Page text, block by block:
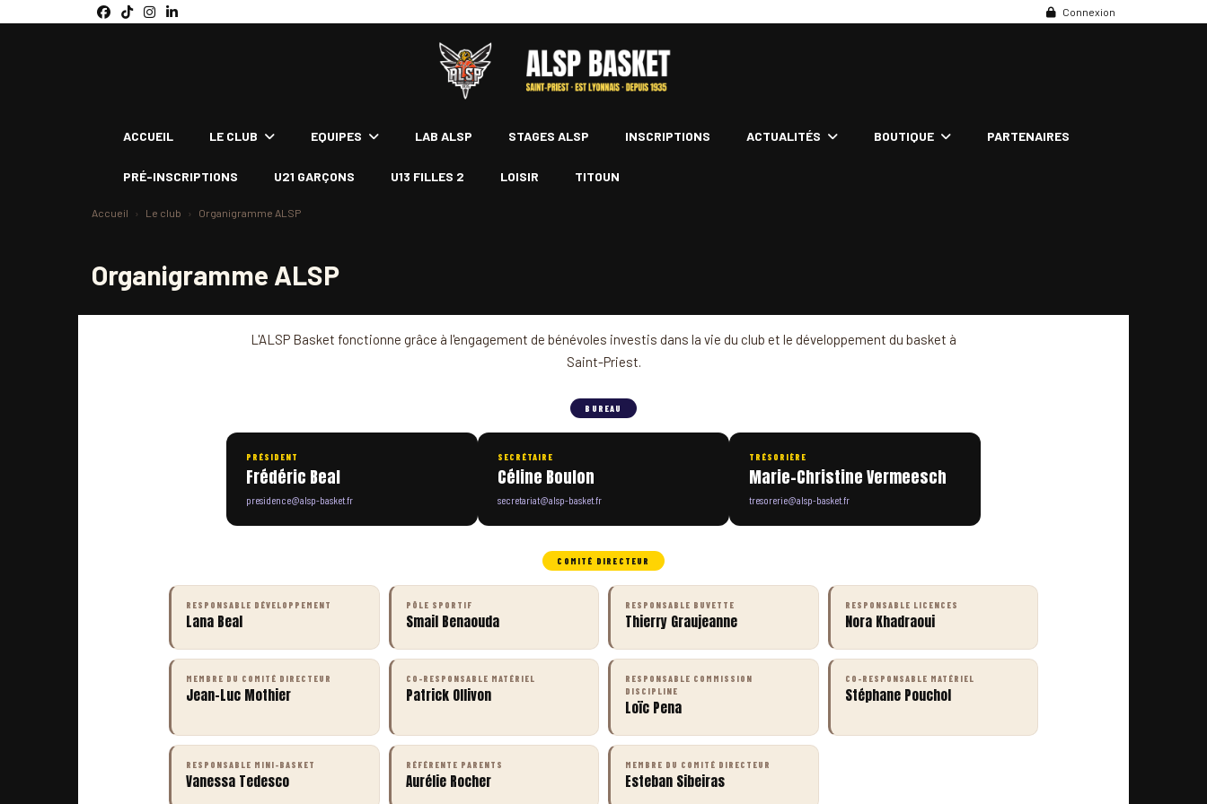
Connexion
ACCUEIL LE CLUB EQUIPES LAB ALSP STAGES ALSP INSCRIPTIONS ACTUALITÉS BOUTIQUE PARTENAIRES
PRÉ-INSCRIPTIONS U21 GARÇONS U13 FILLES 2 LOISIR TITOUN
Accueil Le club Organigramme ALSP
Organigramme ALSP
L'ALSP Basket fonctionne grâce à l'engagement de bénévoles investis dans la vie du club et le développement du basket à
Saint-Priest.
BUREAU
PRÉSIDENT
Frédéric Beal
presidence@alsp-basket.fr
SECRÉTAIRE
Céline Boulon
secretariat@alsp-basket.fr
TRÉSORIÈRE
Marie-Christine Vermeesch
tresorerie@alsp-basket.fr
COMITÉ DIRECTEUR
RESPONSABLE DÉVELOPPEMENT
Lana Beal
PÔLE SPORTIF
Smail Benaouda
RESPONSABLE BUVETTE
Thierry Graujeanne
RESPONSABLE LICENCES
Nora Khadraoui
MEMBRE DU COMITÉ DIRECTEUR
Jean-Luc Mothier
CO-RESPONSABLE MATÉRIEL
Patrick Ollivon
RESPONSABLE COMMISSION
DISCIPLINE
Loïc Pena
CO-RESPONSABLE MATÉRIEL
Stéphane Pouchol
RESPONSABLE MINI-BASKET
Vanessa Tedesco
RÉFÉRENTE PARENTS
Aurélie Rocher
MEMBRE DU COMITÉ DIRECTEUR
Esteban Sibeiras
Panneau de gestion des cookies